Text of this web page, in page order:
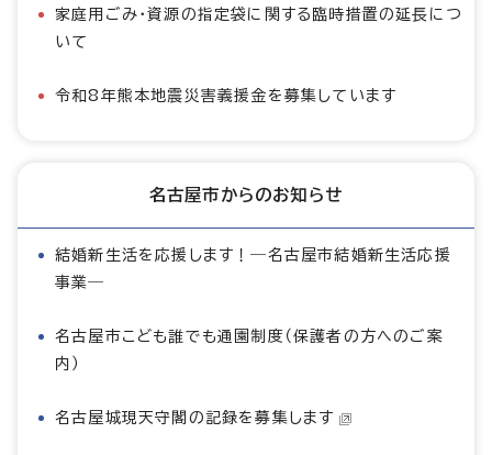
家庭用ごみ・資源の指定袋に関する臨時措置の延長につ
いて
令和8年熊本地震災害義援金を募集しています
名古屋市からのお知らせ
結婚新生活を応援します！―名古屋市結婚新生活応援
事業―
名古屋市こども誰でも通園制度（保護者の方へのご案
内）
名古屋城現天守閣の記録を募集します